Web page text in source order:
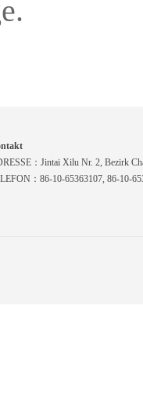
：Jintai Xilu Nr. 2, Bezirk
：86-10-65363107, 86-10-